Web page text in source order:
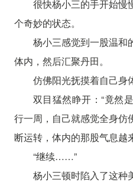
很快杨小三的手开始慢
个奇妙的状态。
杨小三感觉到一股温和
体内，然后汇聚丹田。
仿佛阳光抚摸着自己身
双目猛然睁开：“竟然
行一周，自己就感觉全身仿
断运转，体内的那股气息越
“继续……”
杨小三顿时陷入了这种